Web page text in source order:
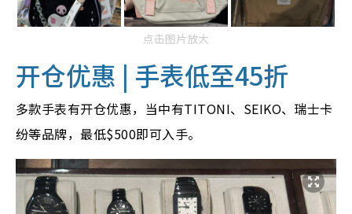
点击图片放大
开仓优惠 | 手表低至45折
多款手表有开仓优惠，当中有TITONI、SEIKO、瑞士卡
纷等品牌，最低$500即可入手。